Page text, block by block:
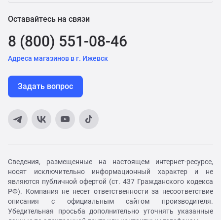
Оставайтесь на связи
8 (800) 551-08-46
Адреса магазинов в г. Ижевск
Задать вопрос
Сведения, размещенные на настоящем интернет-ресурсе,
носят исключительно информационный характер и не
являются публичной офертой (ст. 437 Гражданского кодекса
РФ). Компания не несет ответственности за несоответствие
описания с официальным сайтом производителя.
Убедительная просьба дополнительно уточнять указанные